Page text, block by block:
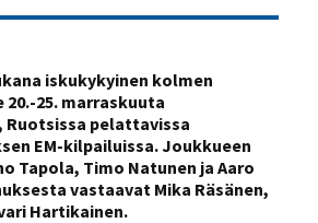
iskukykyinen kolmen
25. marraskuuta
Ruotsissa pelattavissa
EM-kilpailuissa. Joukkueen
Tapola, Timo Natunen ja Aaro
vastaavat Mika Räsänen,
Hartikainen.